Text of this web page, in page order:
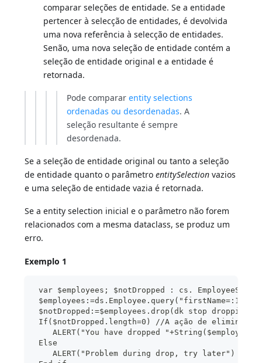
comparar seleções de entidade. Se a entidade
pertencer à selecção de entidades, é devolvida
uma nova referência à selecção de entidades.
Senão, uma nova seleção de entidade contém a
seleção de entidade original e a entidade é
retornada.
Pode compararentity selections
ordenadas ou desordenadas. A
seleção resultante é sempre
desordenada.
Se a seleção de entidade original ou tanto a seleção
de entidade quanto o parâmetroentitySelection vazios
e uma seleção de entidade vazia é retornada.
Se a entity selection inicial e o parâmetro não forem
relacionados com a mesma dataclass, se produz um
erro.
Exemplo 1
var $employees; $notDropped : cs.
$notDropped:=$employees.drop(dk stop
If($notDropped.length=0) //A ação de
ALERT("You have dropped
Else
    ALERT("Problem during drop, try later")